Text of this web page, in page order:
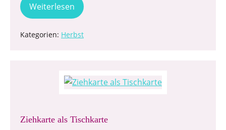
Weiterlesen
Kategorien: Herbst
Ziehkarte als Tischkarte